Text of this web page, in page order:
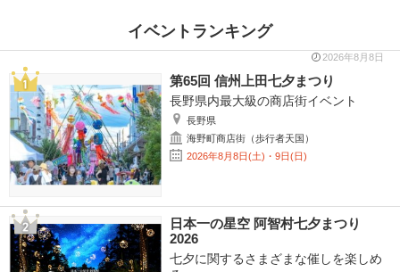
イベントランキング
2026年8月8日
第65回 信州上田七夕まつり
長野県内最大級の商店街イベント
長野県
海野町商店街（歩行者天国）
2026年8月8日(土)・9日(日)
日本一の星空 阿智村七夕まつり
2026
七夕に関するさまざまな催しを楽しめ